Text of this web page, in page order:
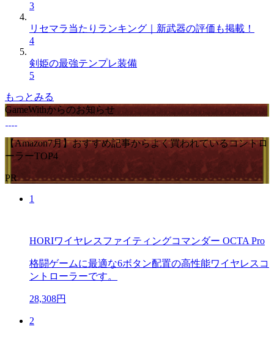
3
リセマラ当たりランキング｜新武器の評価も掲載！
4
剣姫の最強テンプレ装備
5
もっとみる
GameWithからのお知らせ
【Amazon7月】おすすめ記事からよく買われているコントロ
ーラーTOP4
PR
1
HORIワイヤレスファイティングコマンダー OCTA Pro
格闘ゲームに最適な6ボタン配置の高性能ワイヤレスコ
ントローラーです。
28,308円
2